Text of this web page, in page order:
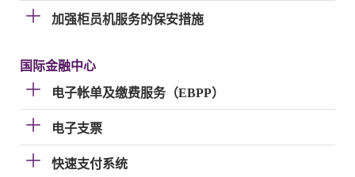
加强柜员机服务的保安措施
国际金融中心
电子帐单及缴费服务（EBPP）
电子支票
快速支付系统